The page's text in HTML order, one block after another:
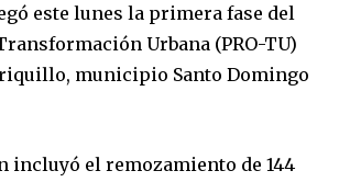
este lunes la primera fase del
Urbana (PRO-TU)
municipio Santo Domingo
incluyó el remozamiento de 144